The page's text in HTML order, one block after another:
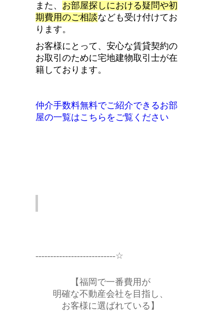
また、 お部屋探しにおける疑問や初
期費用のご相談なども受け付けてお
ります。
お客様にとって、安心な賃貸契約の
お取引のために宅地建物取引士が在
籍しております。
仲介手数料無料でご紹介できるお部
屋の一覧はこちらをご覧ください
---------------------------☆
【福岡で一番費用が
明確な不動産会社を目指し、
お客様に選ばれている】